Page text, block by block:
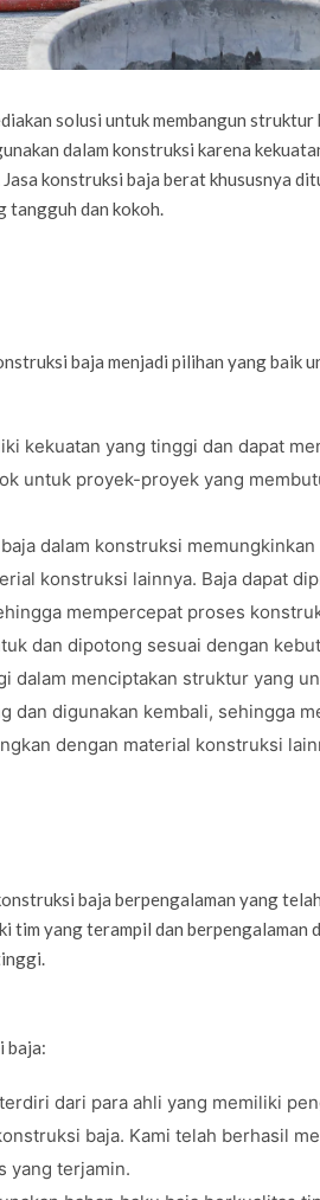
solusi untuk membangun struktur
dalam konstruksi karena
konstruksi baja berat khususnya
tangguh dan kokoh.
baja menjadi pilihan yang baik
kekuatan yang tinggi dan dapat
untuk proyek-proyek yang
dalam konstruksi
konstruksi lainnya. Baja dapat
mempercepat proses
dan dipotong sesuai dengan
dalam menciptakan struktur yang
dan digunakan kembali, sehingga
dengan material konstruksi
baja berpengalaman yang
tim yang terampil dan berpengalaman
baja:
dari para ahli yang memiliki
baja. Kami telah berhasil
yang terjamin.